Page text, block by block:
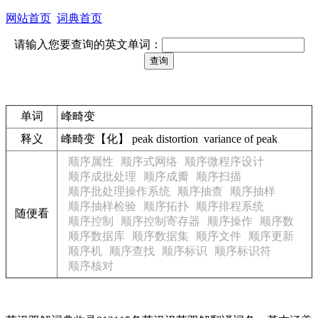
网站首页 词典首页
请输入您要查询的英文单词：
单词
峰畸变
释义
峰畸变【化】 peak distortion variance of peak
随便看
顺序属性 顺序式网络
顺序微程序设计
顺序成批处理
顺序成瓣
顺序扫描
顺序批处理操作系统
顺序抽查
顺序抽样
顺序抽样检验
顺序拓扑
顺序排程系统
顺序控制
顺序控制寄存器 顺序操作
顺序数
顺序数据库
顺序数据集 顺序文件
顺序更新
顺序机
顺序查找 顺序标识
顺序标识符
顺序核对